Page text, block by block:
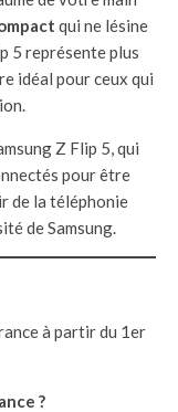
qui ne lésine
5 représente plus
idéal pour ceux qui
Z Flip 5, qui
pour être
de la téléphonie
de Samsung.
à partir du 1er
?